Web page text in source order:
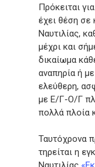
Πρόκειται
έχει θέση σε
Ναυτιλίας,
μέχρι και
δικαίωμα
αναπηρία ή
ελεύθερη,
με Ε/Γ-Ο/Γ
πολλά πλοία
Ταυτόχρονα
τηρείται η